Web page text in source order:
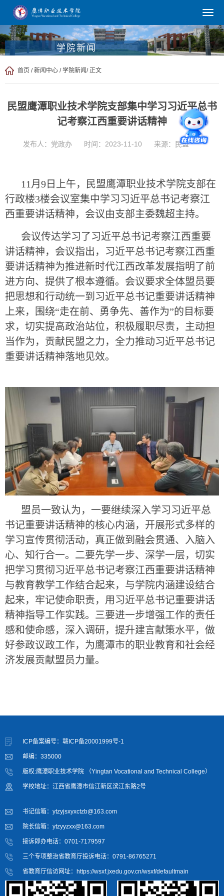
学院新闻
首页 /新闻中心 /学院新闻/ 正文
民盟鹰潭职业技术学院支部集中学习习近平总书
记考察江西重要讲话精神
发布人：党政办 时间：2023-11-10 来源：民盟
11月9日上午，民盟鹰潭职业技术学院支部在
行政楼3楼会议室集中学习习近平总书记考察江
西重要讲话精神，会议由支部主委魏超主持。
会议传达学习了习近平总书记考察江西重要
讲话精神，会议指出，习近平总书记考察江西重
要讲话精神为推进新时代江西改革发展指明了前
进方向、提供了根本遵循。会议要求全体盟员要
把思想和行动统一到习近平总书记重要讲话精神
上来，围绕“走在前、勇争先、善作为”的目标要
求，切实提高政治站位，积极履职尽责，主动担
当作为，贡献民盟之力，全力推动习近平总书记
重要讲话精神落地见效。
盟员一致认为，一要继续深入学习习近平总
书记重要讲话精神的核心内涵，开展形式多样的
学习宣传贯彻活动，真正做到融会贯通、入脑入
心、知行合一。二要先学一步、深学一层，切实
把学习贯彻习近平总书记考察江西重要讲话精神
与教育教学工作结合起来，与学院内涵建设结合
起来，牢记使命职责，用习近平总书记重要讲话
精神指导工作实践。三要进一步增强工作的责任
感和使命感，深入调研，提升建言献策水平，做
好参政议政工作，为鹰潭市的职业教育和社会经
济发展贡献盟员力量。
ICP备案编号：赣ICP备20001999号-1
邮编：335000
版权:鹰潭职业技术学院 （Yingtan Vocational and Technical College）
学校地址：江西省鹰潭市信江新区滨江东路2号
书记信箱：ytzyjsxyxctzb@163.com
院长信箱：ytzyyzxx@163.com
接诉即办电话：0701-7179597
三个专项整治省教育厅投诉电话：0791-86765271
省教育厅信访网址：https://wsxf.jxedu.gov.cn/wsxf/defaultmain